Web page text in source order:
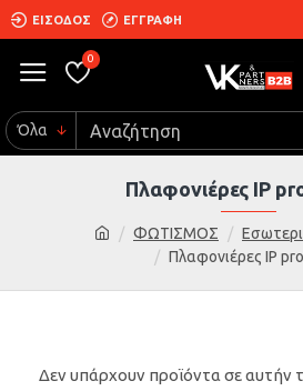
ΕΙΣΟΔΟΣ ΕΓΓΡΑΦΗ
0
Όλα
ΦΩΤΙΣΜΟΣ
Πλαφονιέρες IP
Πλαφονιέρες IP
Δεν υπάρχουν προϊόντα σε αυτήν